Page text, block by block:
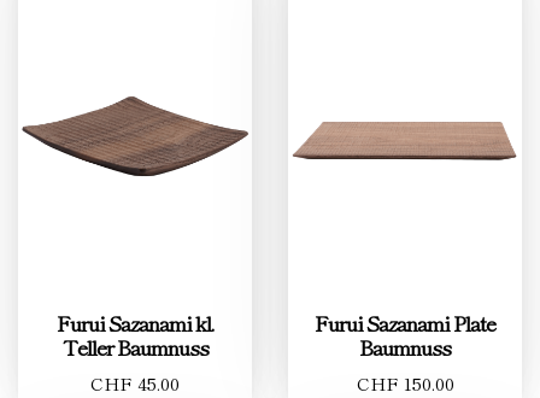
Furui Sazanami kl.
Teller Baumnuss
CHF 45.00
Furui Sazanami Plate
Baumnuss
CHF 150.00